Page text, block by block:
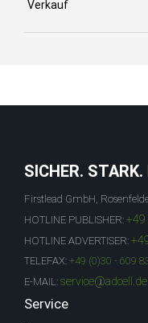
Verkauf
SICHER.
Firstlead GmbH,
HOTLINE PUBLISHER: +49
HOTLINE ADVERTISER:
TELEFAX: +49 (0)30 - 609
E-MAIL: service@adcell.de
Service